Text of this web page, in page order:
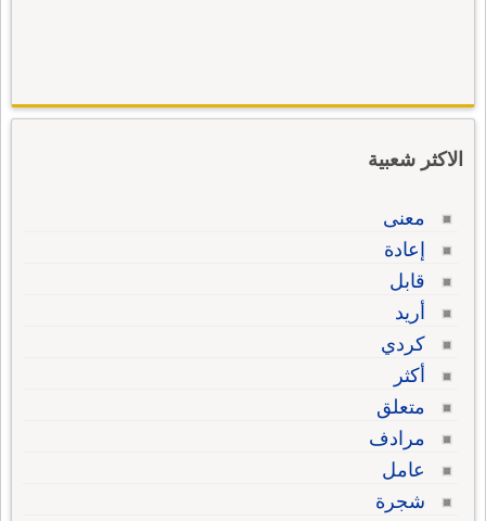
الاكثر شعبية
معنى
إعادة
قابل
أريد
كردي
أكثر
متعلق
مرادف
عامل
شجرة